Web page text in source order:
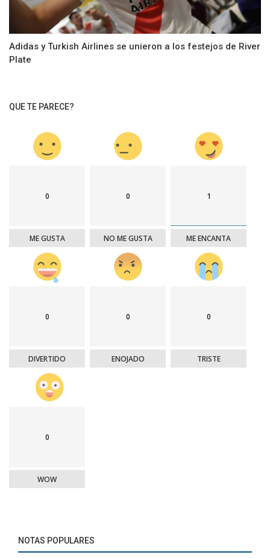
Adidas y Turkish Airlines se unieron a los festejos de River
Plate
QUE TE PARECE?
0
ME GUSTA
0
NO ME GUSTA
1
ME ENCANTA
0
DIVERTIDO
0
ENOJADO
0
TRISTE
0
WOW
NOTAS POPULARES